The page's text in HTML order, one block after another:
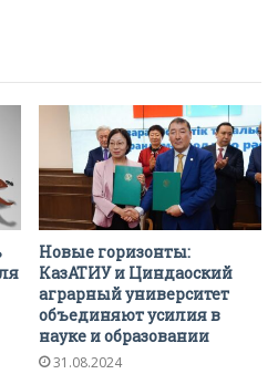
Новые горизонты:
КазАТИУ и Циндаоский
аграрный университет
объединяют усилия в
науке и образовании
31.08.2024